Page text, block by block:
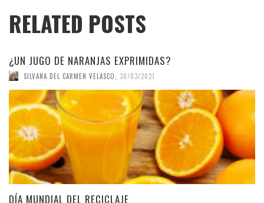
RELATED POSTS
¿UN JUGO DE NARANJAS EXPRIMIDAS?
SILVANA DEL CARMEN VELASCO 30/03/2021
DÍA MUNDIAL DEL RECICLAJE